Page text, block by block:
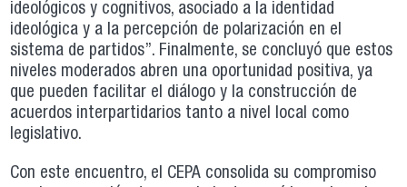
ideológicos y cognitivos, asociado a la identidad
ideológica y a la percepción de polarización en el
sistema de partidos”. Finalmente, se concluyó que estos
niveles moderados abren una oportunidad positiva, ya
que pueden facilitar el diálogo y la construcción de
acuerdos interpartidarios tanto a nivel local como
legislativo.
Con este encuentro, el CEPA consolida su compromiso